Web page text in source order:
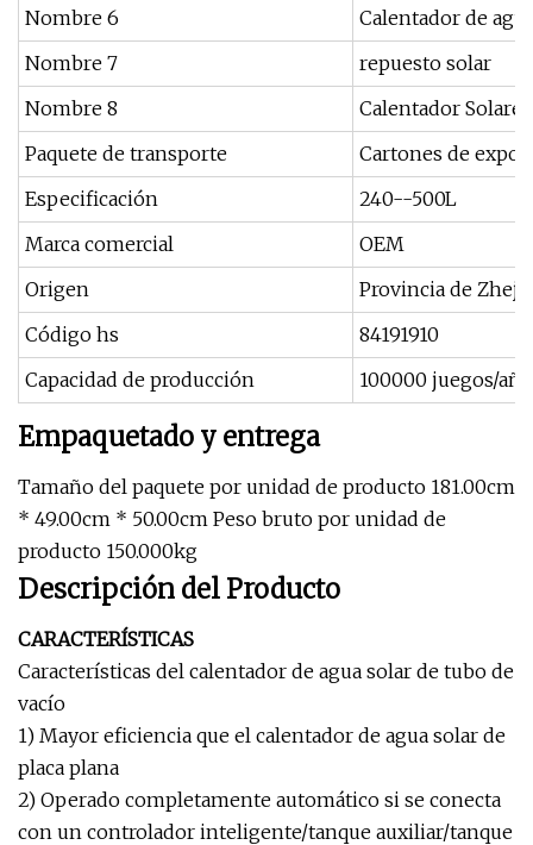
Nombre 6
Calentador de
Nombre 7
repuesto solar
Nombre 8
Calentador
Paquete de transporte
Cartones de
Especificación
240--500L
Marca comercial
OEM
Origen
Provincia de
Código hs
84191910
Capacidad de producción
100000 juegos/año
Empaquetado y entrega
Tamaño del paquete por unidad de producto 181.00cm
* 49.00cm * 50.00cm Peso bruto por unidad de
producto 150.000kg
Descripción del Producto
CARACTERÍSTICAS
Características del calentador de agua solar de tubo de
vacío
1) Mayor eficiencia que el calentador de agua solar de
placa plana
2) Operado completamente automático si se conecta
con un controlador inteligente/tanque auxiliar/tanque